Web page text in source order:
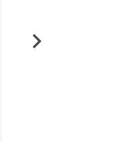
QUILLA